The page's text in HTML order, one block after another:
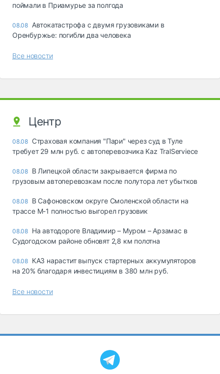
поймали в Приамурье за полгода
08.08 Автокатастрофа с двумя грузовиками в
Оренбуржье: погибли два человека
Все новости
Центр
08.08 Страховая компания "Пари" через суд в Туле
требует 29 млн руб. с автоперевозчика Kaz TralServiece
08.08 В Липецкой области закрывается фирма по
грузовым автоперевозкам после полутора лет убытков
08.08 В Сафоновском округе Смоленской области на
трассе М-1 полностью выгорел грузовик
08.08 На автодороге Владимир – Муром – Арзамас в
Судогодском районе обновят 2,8 км полотна
08.08 КАЗ нарастит выпуск стартерных аккумуляторов
на 20% благодаря инвестициям в 380 млн руб.
Все новости